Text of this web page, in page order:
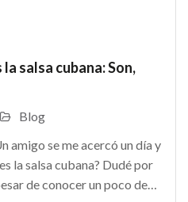
la salsa cubana: Son,
Blog
amigo se me acercó un día y
la salsa cubana? Dudé por
de conocer un poco de